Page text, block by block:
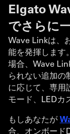
Elgato
でさらに
Wave Linkは、
能を発揮します
場合、Wave
られない追加の
に応じて、専用
モード、LEDカ
もしあなたが
合、オンボード